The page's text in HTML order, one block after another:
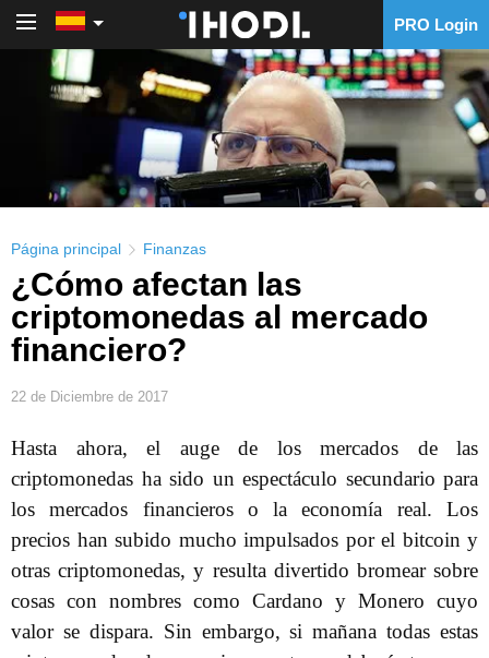
PRO Login
Página principal Finanzas
¿Cómo afectan las
criptomonedas al mercado
financiero?
22 de Diciembre de 2017
Hasta ahora, el auge de los mercados de las
criptomonedas ha sido un espectáculo secundario para
los mercados financieros o la economía real. Los
precios han subido mucho impulsados por el bitcoin y
otras criptomonedas, y resulta divertido bromear sobre
cosas con nombres como Cardano y Monero cuyo
valor se dispara. Sin embargo, si mañana todas estas